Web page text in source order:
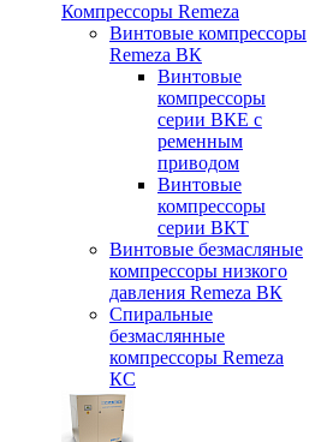
Компрессоры Remeza
Винтовые компрессоры
Remeza ВК
Винтовые
компрессоры
серии ВКЕ с
ременным
приводом
Винтовые
компрессоры
серии ВКТ
Винтовые безмасляные
компрессоры низкого
давления Remeza ВК
Спиральные
безмаслянные
компрессоры Remeza
КС